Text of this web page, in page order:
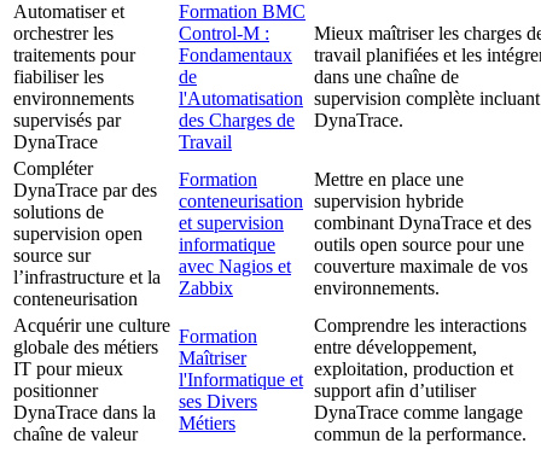
Automatiser et
orchestrer les
traitements pour
fiabiliser les
environnements
supervisés par
DynaTrace
Formation BMC
Control-M :
Fondamentaux
de
l'Automatisation
des Charges de
Travail
Mieux maîtriser les charges
travail planifiées et les
dans une chaîne de
supervision complète incluant
DynaTrace.
Compléter
DynaTrace par des
solutions de
supervision open
source sur
l’infrastructure et la
conteneurisation
Formation
conteneurisation
et supervision
informatique
avec Nagios et
Zabbix
Mettre en place une
supervision hybride
combinant DynaTrace et des
outils open source pour une
couverture maximale de vos
environnements.
Acquérir une culture
globale des métiers
IT pour mieux
positionner
DynaTrace dans la
chaîne de valeur
Formation
Maîtriser
l'Informatique et
ses Divers
Métiers
Comprendre les interactions
entre développement,
exploitation, production et
support afin d’utiliser
DynaTrace comme langage
commun de la performance.